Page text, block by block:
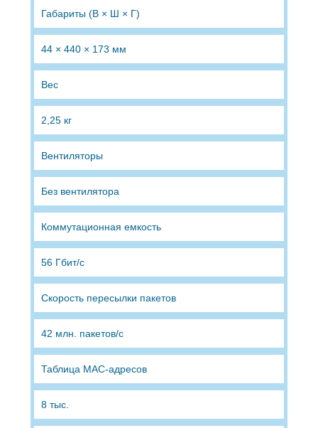
Габариты (В × Ш × Г)
44 × 440 × 173 мм
Вес
2,25 кг
Вентиляторы
Без вентилятора
Коммутационная емкость
56 Гбит/с
Скорость пересылки пакетов
42 млн. пакетов/с
Таблица MAC-адресов
8 тыс.